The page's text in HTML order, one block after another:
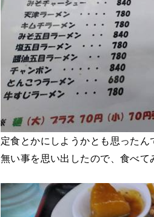
定食とかにしようかとも思った
無い事を思い出したので、食べて